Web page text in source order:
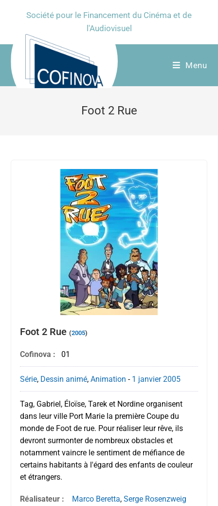
Société pour le Financement du Cinéma et de
l'Audiovisuel
Menu
Foot 2 Rue
Foot 2 Rue(2005)
Cofinova : 01
Série, Dessin animé,Animation - 1 janvier 2005
Tag, Gabriel, Éloïse, Tarek et Nordine organisent
dans leur ville Port Marie la première Coupe du
monde de Foot de rue. Pour réaliser leur rêve, ils
devront surmonter de nombreux obstacles et
notamment vaincre le sentiment de méfiance de
certains habitants à l'égard des enfants de couleur
et étrangers.
Réalisateur : Marco Beretta,Serge Rosenzweig